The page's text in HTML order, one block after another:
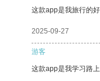
这款app是我旅行的
2025-09-27
游客
这款app是我学习路